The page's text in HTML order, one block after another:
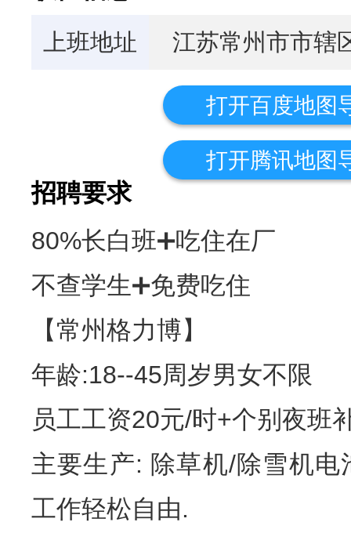
上班地址 江苏常州市市辖
打开百度地图
打开腾讯地图
招聘要求
80%长白班➕吃住在厂
不查学生➕免费吃住
【常州格力博】
年龄:18--45周岁男女不限
员工工资20元/时+个别夜班
主要生产: 除草机/除雪机
工作轻松自由.